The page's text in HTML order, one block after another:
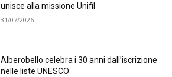
unisce alla missione Unifil
31/07/2026
Alberobello celebra i 30 anni dall’iscrizione
nelle liste UNESCO